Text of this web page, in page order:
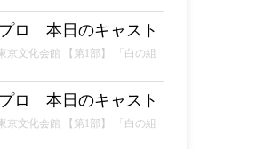
ロ 本日のキャスト
文化会館 【第1部】 「白の組
ロ 本日のキャスト
文化会館 【第1部】 「白の組